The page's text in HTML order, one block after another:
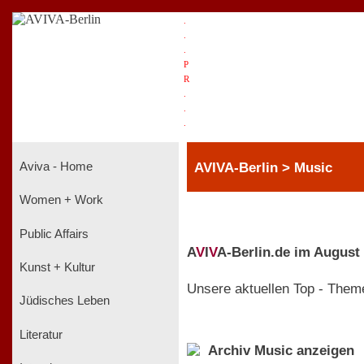
P
R
Aviva - Home
Women + Work
Public Affairs
Kunst + Kultur
Jüdisches Leben
Literatur
AVIVA-Berlin > Music
AVIVA-Berlin.de im August
Unsere aktuellen Top -
Archiv Music anzeigen